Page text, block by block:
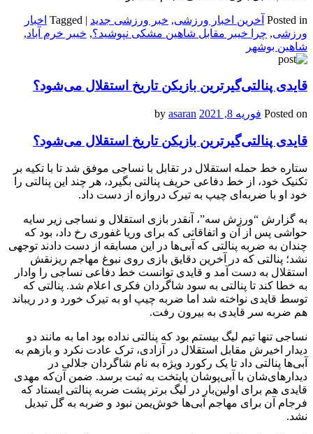
Posted in آخرین اخبار ورزشی, خبر ورزشی جدید |
Tagged اخبار
ورزشی, چرا خیبر مقابل شاهین مشکی نپوشید؟, خیبر خرم آباد,
شاهین بوشهر
قایدی پنالتی‌گیرترین بازیکن تاریخ استقلال می‌شود؟
Posted on فوریه 8, 2021 asaran
قایدی پنالتی‌گیرترین بازیکن تاریخ استقلال می‌شود؟
ستاره خط حمله استقلال در تقابل با نساجی موفق شد تا با تکیه بر
تکنیک خود، از خط دفاعی حریف پنالتی بگیرد، هر چند این پنالتی را
خود او با ضربه‌ای چیپ به تیرک دروازه از دست داد.
به گزارش “ورزش سه”، آنقدر بازی استقلال و نساجی زیر سایه
حواشی پس از آن و اتفاقاتی که برای وریا غفوری رخ داد، بود که
چندان به ضربه پنالتی که آبی‌ها در این مسابقه از دست دادند توجهی
نشد؛ پنالتی که در آخرین دقایق بازی روی نبوغ مهاجم ریزنقش
استقلال به دست آمد و قایدی توانست خط دفاعی نساجی را وادار
به خطا کند تا پنالتی به سود شاگردان فکری اعلام شد. پنالتی که
توسط قایدی نواخته شد اما ضربه چیپ او به تیرک خورد و در ریباند
هم ضربه سر قایدی به بیرون رفت.
نساجی تنها تیم لیگ بیستم بود که پنالتی نداده بود اما به مانند دو
دیدار اخیرش مقابل استقلال در آزادی، ترک عادت نکرد و بازهم به
آبی‌ها پنالتی داد تا یک رکورد ویژه به نام شاگردان جلالی در
دیدارهای‌شان با آبی‌پوشان پایتخت به ثبت برسد. ضمن آن‌که مهدی
قایدی هم برای اولین‌بار در لیگ برتر پشت ضربه پنالتی ایستاد که
فرجام آن برای مهاجم آبی‌ها خوش‌یمن نبود و ضربه به گل تبدیل
نشد.